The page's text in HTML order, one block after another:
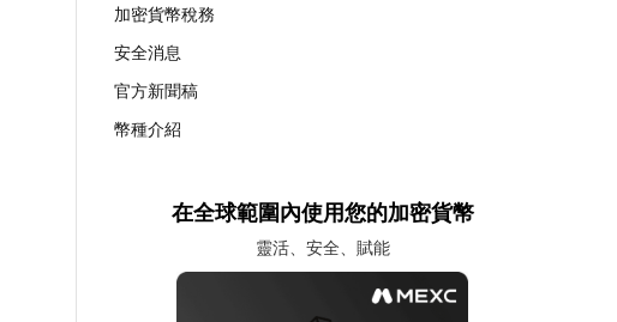
加密貨幣稅務
安全消息
官方新聞稿
幣種介紹
在全球範圍內使用您的加密貨幣
靈活、安全、賦能